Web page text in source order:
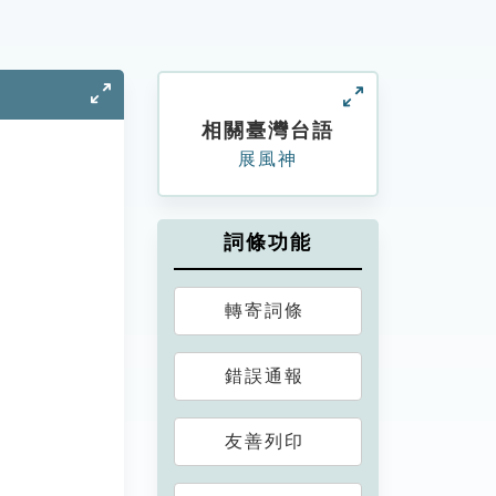
相關臺灣台語
展風神
詞條功能
轉寄詞條
錯誤通報
友善列印